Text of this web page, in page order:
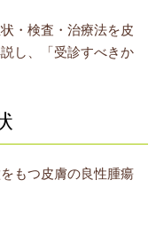
・検査・治療法を皮
し、「受診すべきか
もつ皮膚の良性腫瘍